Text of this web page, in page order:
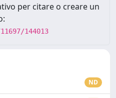
per citare o creare un
144013
ND